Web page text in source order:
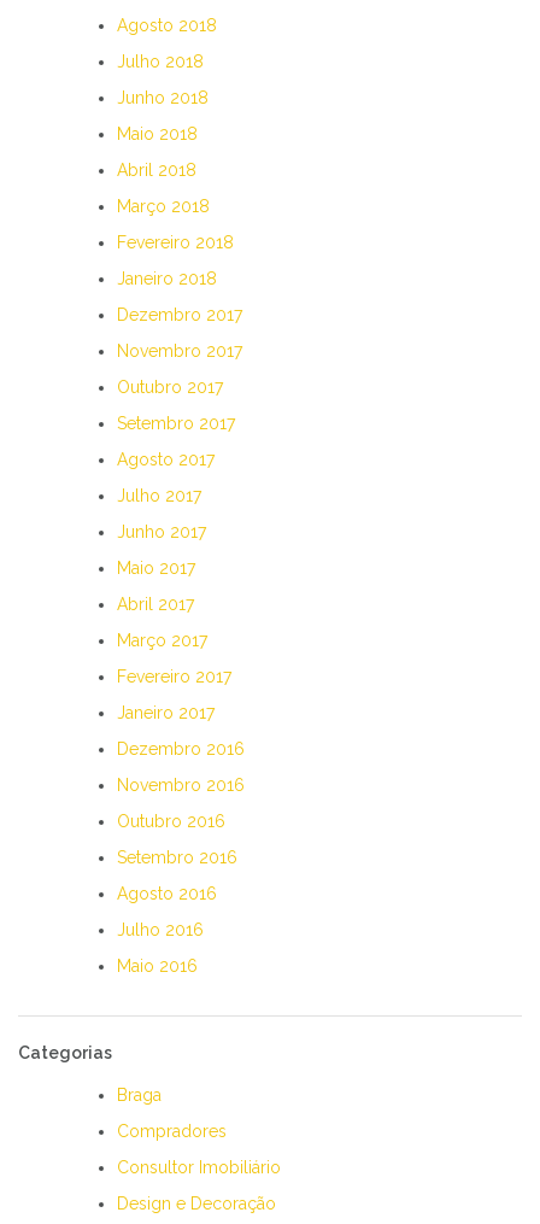
Agosto 2018
Julho 2018
Junho 2018
Maio 2018
Abril 2018
Março 2018
Fevereiro 2018
Janeiro 2018
Dezembro 2017
Novembro 2017
Outubro 2017
Setembro 2017
Agosto 2017
Julho 2017
Junho 2017
Maio 2017
Abril 2017
Março 2017
Fevereiro 2017
Janeiro 2017
Dezembro 2016
Novembro 2016
Outubro 2016
Setembro 2016
Agosto 2016
Julho 2016
Maio 2016
Categorias
Braga
Compradores
Consultor Imobiliário
Design e Decoração